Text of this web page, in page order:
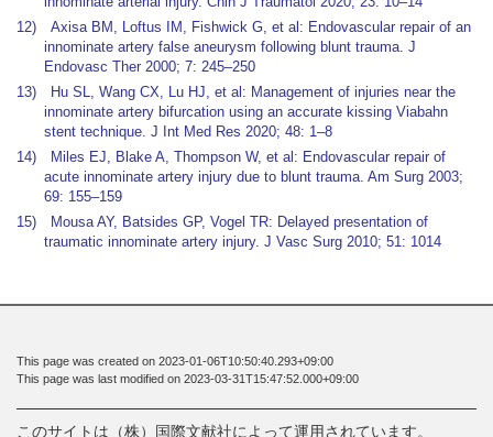
12) Axisa BM, Loftus IM, Fishwick G, et al: Endovascular repair of an
innominate artery false aneurysm following blunt trauma. J
Endovasc Ther 2000; 7: 245–250
13) Hu SL, Wang CX, Lu HJ, et al: Management of injuries near the
innominate artery bifurcation using an accurate kissing Viabahn
stent technique. J Int Med Res 2020; 48: 1–8
14) Miles EJ, Blake A, Thompson W, et al: Endovascular repair of
acute innominate artery injury due to blunt trauma. Am Surg 2003;
69: 155–159
15) Mousa AY, Batsides GP, Vogel TR: Delayed presentation of
traumatic innominate artery injury. J Vasc Surg 2010; 51: 1014
This page was created on 2023-01-06T10:50:40.293+09:00
This page was last modified on 2023-03-31T15:47:52.000+09:00
このサイトは（株）国際文献社によって運用されています。